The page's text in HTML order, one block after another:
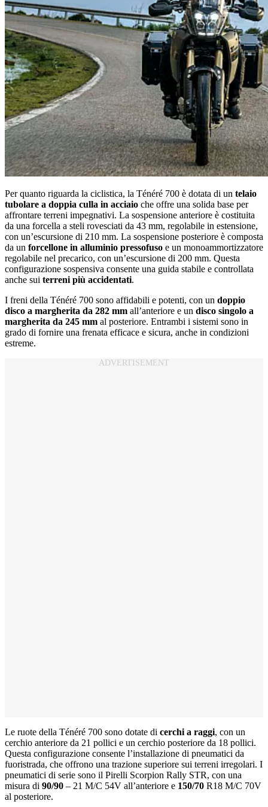
Per quanto riguarda la ciclistica, la Ténéré 700 è dotata di un telaio
tubolare a doppia culla in acciaio che offre una solida base per
affrontare terreni impegnativi. La sospensione anteriore è costituita
da una forcella a steli rovesciati da 43 mm, regolabile in estensione,
con un’escursione di 210 mm. La sospensione posteriore è composta
da un forcellone in alluminio pressofuso e un monoammortizzatore
regolabile nel precarico, con un’escursione di 200 mm. Questa
configurazione sospensiva consente una guida stabile e controllata
anche sui terreni più accidentati.
I freni della Ténéré 700 sono affidabili e potenti, con un doppio
disco a margherita da 282 mm all’anteriore e un disco singolo a
margherita da 245 mm al posteriore. Entrambi i sistemi sono in
grado di fornire una frenata efficace e sicura, anche in condizioni
estreme.
Le ruote della Ténéré 700 sono dotate di cerchi a raggi, con un
cerchio anteriore da 21 pollici e un cerchio posteriore da 18 pollici.
Questa configurazione consente l’installazione di pneumatici da
fuoristrada, che offrono una trazione superiore sui terreni irregolari. I
pneumatici di serie sono il Pirelli Scorpion Rally STR, con una
misura di 90/90 – 21 M/C 54V all’anteriore e 150/70 R18 M/C 70V
al posteriore.